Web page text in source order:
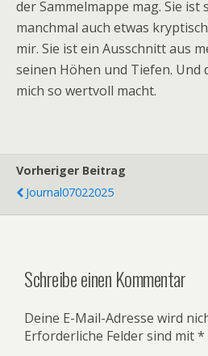
der Sammelmappe mag. Sie ist
manchmal auch etwas
mir. Sie ist ein Ausschnitt aus
seinen Höhen und Tiefen. Und
mich so wertvoll macht.
Vorheriger Beitrag
Journal07022025
Schreibe einen Kommentar
Deine E-Mail-Adresse wird
Erforderliche Felder sind mit*